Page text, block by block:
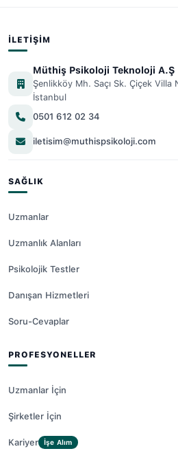
İLETIŞIM
Müthiş Psikoloji Teknoloji A.Ş
Şenlikköy Mh. Saçı Sk. Çiçek Villa
İstanbul
0501 612 02 34
iletisim@muthispsikoloji.com
SAĞLIK
Uzmanlar
Uzmanlık Alanları
Psikolojik Testler
Danışan Hizmetleri
Soru-Cevaplar
PROFESYONELLER
Uzmanlar İçin
Şirketler İçin
Kariyer İşe Alım